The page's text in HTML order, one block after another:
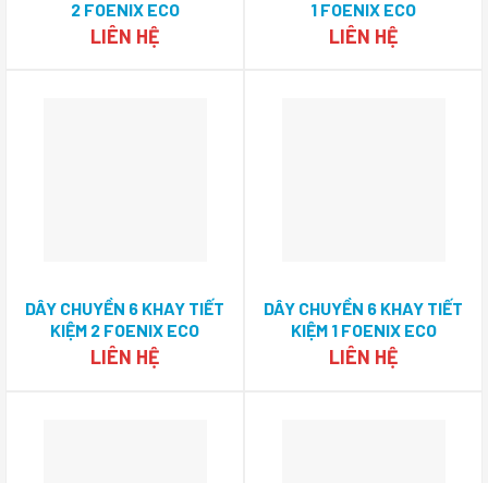
2 FOENIX ECO
LIÊN HỆ
1 FOENIX ECO
LIÊN HỆ
DÂY CHUYỀN 6 KHAY TIẾT
KIỆM 2 FOENIX ECO
LIÊN HỆ
DÂY CHUYỀN 6 KHAY TIẾT
KIỆM 1 FOENIX ECO
LIÊN HỆ